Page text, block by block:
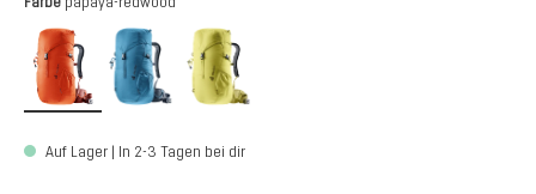
papaya-redwood
wave-ink
Auf Lager | In 2-3 Tagen bei dir